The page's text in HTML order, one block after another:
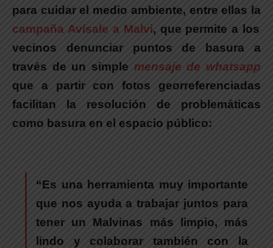
para cuidar el medio ambiente, entre ellas la
campaña Avísale a Malvi, que permite a los
vecinos denunciar puntos de basura a
través de un simple mensaje de whatsapp
que a partir con fotos georreferenciadas
facilitan la resolución de problemáticas
como basura en el espacio público:
“Es una herramienta muy importante
que nos ayuda a trabajar juntos para
tener un Malvinas más limpio, más
lindo y colaborar también con la